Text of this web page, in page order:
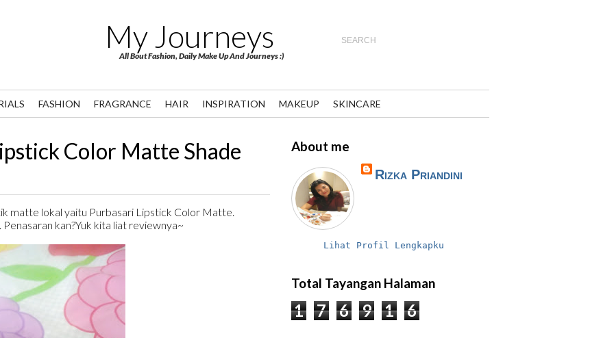
My Journeys
All Bout Fashion, Daily Make Up And Journeys :)
FASHION FRAGRANCE HAIR INSPIRATION MAKEUP SKINCARE
Color Matte Shade
matte lokal yaitu Purbasari Lipstick Color Matte.
kan?Yuk kita liat reviewnya~
About me
Rizka Priandini
Lihat Profil Lengkapku
Total Tayangan Halaman
1 7 6 9 1 6